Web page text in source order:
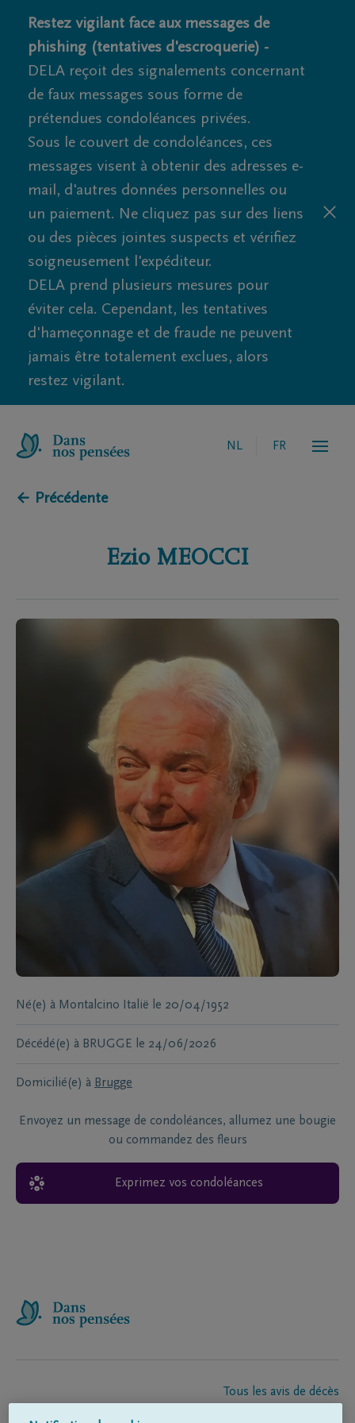
Restez vigilant face aux messages de
phishing (tentatives d'escroquerie) -
DELA reçoit des signalements concernant
de faux messages sous forme de
prétendues condoléances privées.
Sous le couvert de condoléances, ces
messages visent à obtenir des adresses e-
mail, d'autres données personnelles ou
un paiement. Ne cliquez pas sur des liens
ou des pièces jointes suspects et vérifiez
soigneusement l'expéditeur.
DELA prend plusieurs mesures pour
éviter cela. Cependant, les tentatives
d'hameçonnage et de fraude ne peuvent
jamais être totalement exclues, alors
restez vigilant.
NL FR
← Précédente
Ezio MEOCCI
Né(e) à Montalcino Italië le 20/04/1952
Décédé(e) à BRUGGE le 24/06/2026
Domicilié(e) à Brugge
Envoyez un message de condoléances, allumez une bougie
ou commandez des fleurs
Exprimez vos condoléances
Tous les avis de décès